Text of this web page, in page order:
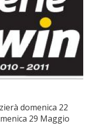
domenica 22
29 Maggio